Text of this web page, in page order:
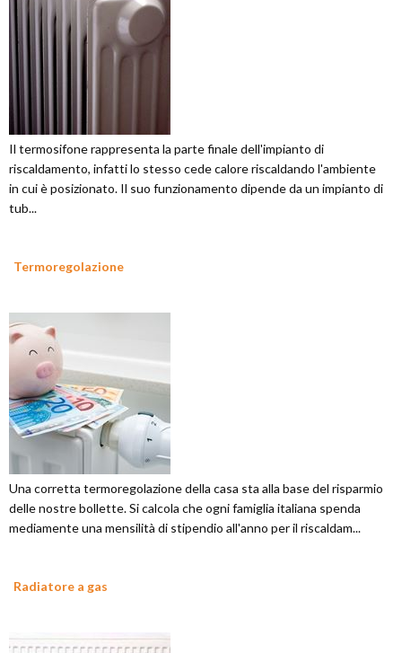
Il termosifone rappresenta la parte finale dell'impianto di
riscaldamento, infatti lo stesso cede calore riscaldando l'ambiente
in cui è posizionato. Il suo funzionamento dipende da un impianto di
tub...
Termoregolazione
Una corretta termoregolazione della casa sta alla base del risparmio
delle nostre bollette. Si calcola che ogni famiglia italiana spenda
mediamente una mensilità di stipendio all'anno per il riscaldam...
Radiatore a gas